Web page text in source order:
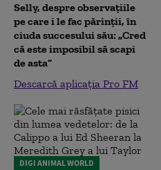
Selly, despre observațiile
pe care i le fac părinții, în
ciuda succesului său: „Cred
că este imposibil să scapi
de asta”
Descarcă aplicația Pro FM
DIGI ANIMAL WORLD